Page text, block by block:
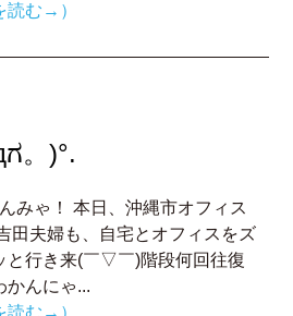
読む→）
。)°.
みゃ！ 本日、沖縄市オフィス
田夫婦も、自宅とオフィスをズ
と行き来(￣▽￣)階段何回往復
かんにゃ...